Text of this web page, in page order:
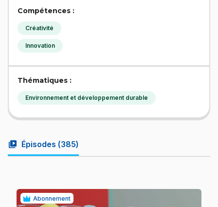
Compétences :
Créativité
Innovation
Thématiques :
Environnement et développement durable
video_library Épisodes (385)
Abonnement